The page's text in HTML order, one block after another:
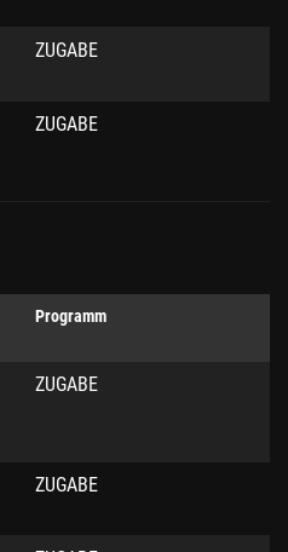
ZUGABE
ZUGABE
Programm
ZUGABE
ZUGABE